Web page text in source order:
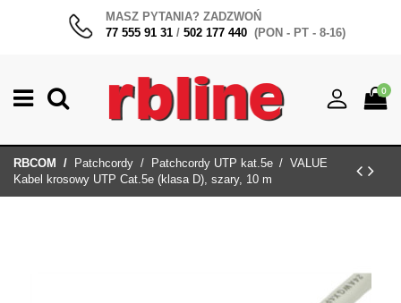
MASZ PYTANIA? ZADZWOŃ
77 555 91 31 / 502 177 440 (PON - PT - 8-16)
0
RBCOM Patchcordy Patchcordy UTP kat.5e
VALUE
Kabel krosowy UTP Cat.5e (klasa D), szary, 10 m